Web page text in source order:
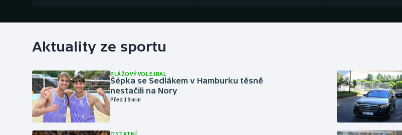
Aktuality ze sportu
PLÁŽOVÝ VOLEJBAL
Šépka se Sedlákem v Hamburku těsně
nestačili na Nory
Před 19 min